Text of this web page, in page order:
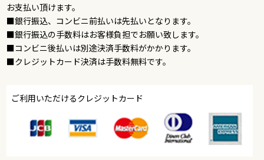
お支払い頂けます。
■銀行振込、コンビニ前払いは先払いとなります。
■銀行振込の手数料はお客様負担でお願い致します。
■コンビニ後払いは別途決済手数料がかかります。
■クレジットカード決済は手数料無料です。
ご利用いただけるクレジットカード